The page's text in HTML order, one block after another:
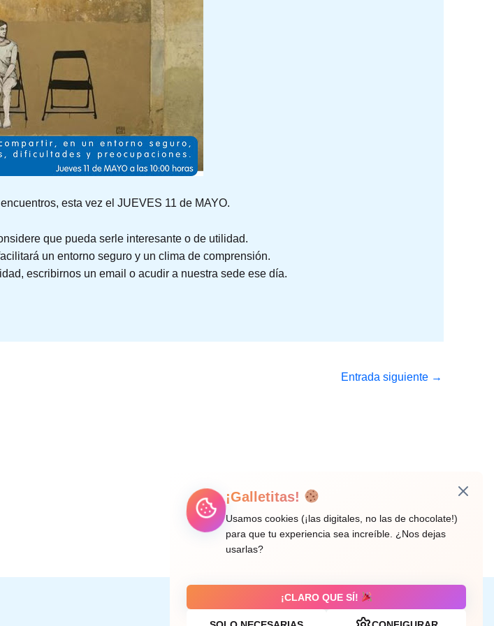
esta vez el JUEVES 11 de MAYO.
que pueda serle interesante o de utilidad.
un entorno seguro y un clima de comprensión.
escribirnos un email o acudir a nuestra sede ese día.
Entrada siguiente →
Aviso legal
¡Galletitas!
Usamos cookies (¡las digitales, no las de chocolate!)
para que tu experiencia sea increíble. ¿Nos dejas
usarlas?
¡CLARO QUE SÍ!